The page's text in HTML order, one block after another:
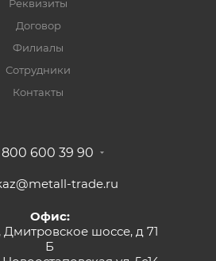
Реквизиты
Договор
Филиалы
Сотрудники
Контакты
600 39 90
trade.ru
Офис:
Дмитровское шоссе, д 71
Б